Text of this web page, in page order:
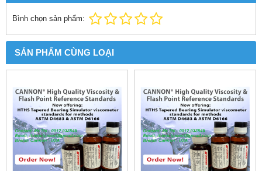
Bình chọn sản phẩm:
SẢN PHẨM CÙNG LOẠI